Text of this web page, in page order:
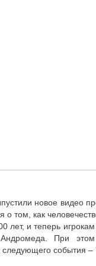
новое видео
о том, как
лет, и теперь
Андромеда. При
события –